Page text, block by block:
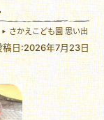
さかえこども園 思い出
稿日:2026年7月23日